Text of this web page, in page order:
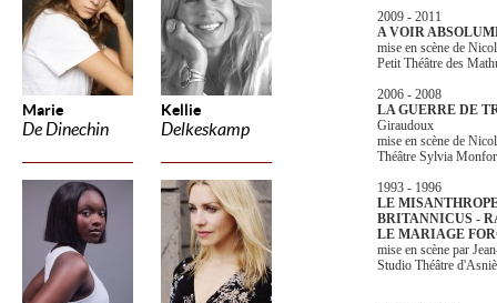
Marie
De Dinechin
Kellie
Delkeskamp
2009 - 2011
A VOIR
mise en scène de
Petit Théâtre des
2006 - 2008
LA GUERRE DE
Giraudoux
mise en scène de
Théâtre Sylvia
1993 - 1996
LE
BRITANNICUS -
LE MARIAGE
mise en scène par
Studio Théâtre